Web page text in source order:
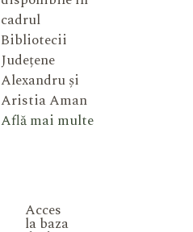
cadrul
Bibliotecii
Județene
Alexandru și
Aristia Aman
Află mai multe
Acces
la baza